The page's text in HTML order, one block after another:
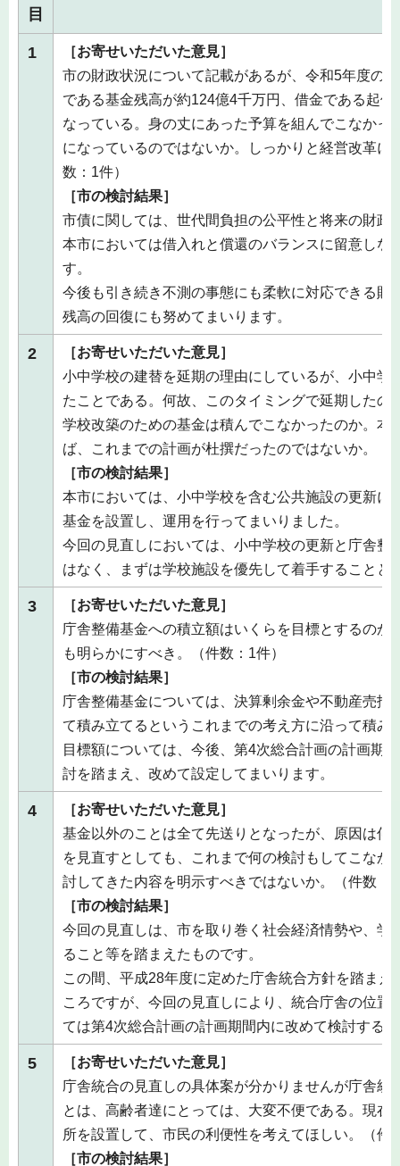
目
1
［お寄せいただいた意見］
市の財政状況について記載があるが、令和5年度の
である基金残高が約124億4千万円、借金である起
なっている。身の丈にあった予算を組んでこなかっ
になっているのではないか。しっかりと経営改革に
数：1件）
［市の検討結果］
市債に関しては、世代間負担の公平性と将来の財政
本市においては借入れと償還のバランスに留意しな
す。
今後も引き続き不測の事態にも柔軟に対応できる財
残高の回復にも努めてまいります。
2
［お寄せいただいた意見］
小中学校の建替を延期の理由にしているが、小中学
たことである。何故、このタイミングで延期したの
学校改築のための基金は積んでこなかったのか。本
ば、これまでの計画が杜撰だったのではないか。（
［市の検討結果］
本市においては、小中学校を含む公共施設の更新に
基金を設置し、運用を行ってまいりました。
今回の見直しにおいては、小中学校の更新と庁舎整
はなく、まずは学校施設を優先して着手することと
3
［お寄せいただいた意見］
庁舎整備基金への積立額はいくらを目標とするのか
も明らかにすべき。（件数：1件）
［市の検討結果］
庁舎整備基金については、決算剰余金や不動産売払
て積み立てるというこれまでの考え方に沿って積み
目標額については、今後、第4次総合計画の計画期
討を踏まえ、改めて設定してまいります。
4
［お寄せいただいた意見］
基金以外のことは全て先送りとなったが、原因は何
を見直すとしても、これまで何の検討もしてこなか
討してきた内容を明示すべきではないか。（件数：
［市の検討結果］
今回の見直しは、市を取り巻く社会経済情勢や、学
ること等を踏まえたものです。
この間、平成28年度に定めた庁舎統合方針を踏まえ
ころですが、今回の見直しにより、統合庁舎の位置
ては第4次総合計画の計画期間内に改めて検討する
5
［お寄せいただいた意見］
庁舎統合の見直しの具体案が分かりませんが庁舎統
とは、高齢者達にとっては、大変不便である。現在
所を設置して、市民の利便性を考えてほしい。（件
［市の検討結果］